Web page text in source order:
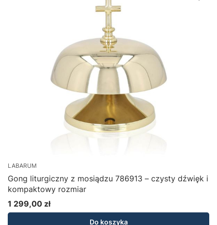
LABARUM
Gong liturgiczny z mosiądzu 786913 – czysty dźwięk i
kompaktowy rozmiar
Cena
1 299,00 zł
Do koszyka